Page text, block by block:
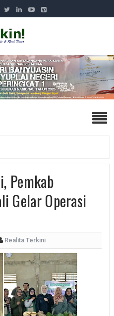
Pemkab
Gelar Operasi
Realita Terkini